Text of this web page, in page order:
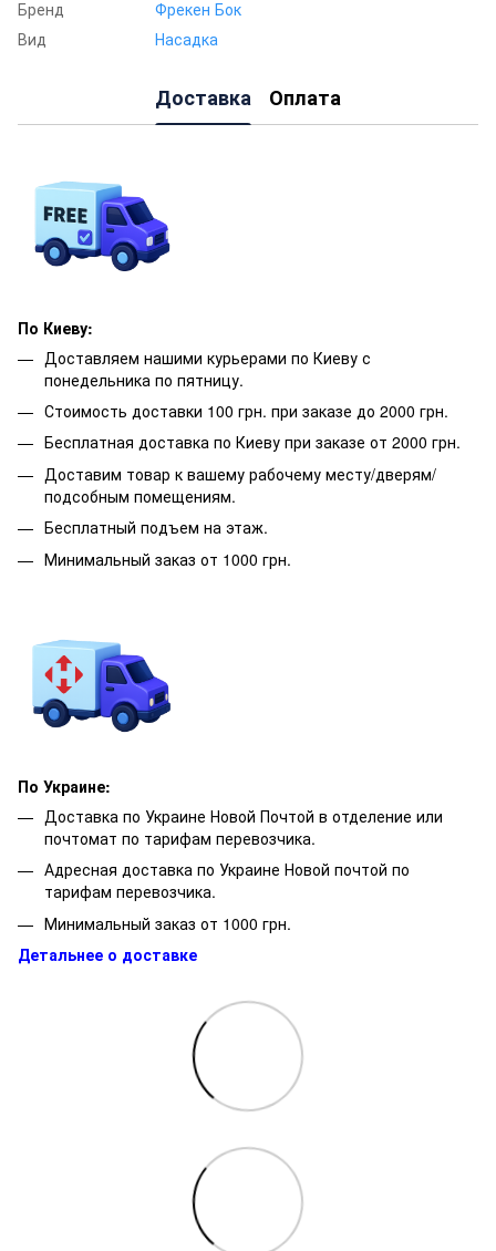
Бренд
Фрекен Бок
Вид
Насадка
Доставка Оплата
По Киеву:
Доставляем нашими курьерами по Киеву с
понедельника по пятницу.
Стоимость доставки 100 грн. при заказе до 2000 грн.
Бесплатная доставка по Киеву при заказе от 2000 грн.
Доставим товар к вашему рабочему месту/дверям/
подсобным помещениям.
Бесплатный подъем на этаж.
Минимальный заказ от 1000 грн.
По Украине:
Доставка по Украине Новой Почтой в отделение или
почтомат по тарифам перевозчика.
Адресная доставка по Украине Новой почтой по
тарифам перевозчика.
Минимальный заказ от 1000 грн.
Детальнее о доставке